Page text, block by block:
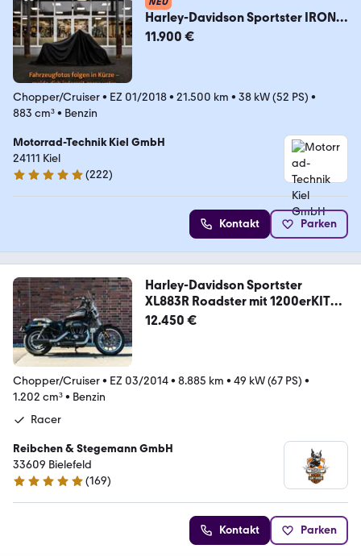
Harley-Davidson Sportster IRON
XL883N - Hard Candy Custom -
11.900 €
Chopper/Cruiser• EZ 01/2018• 21.500 km • 38 kW (52 PS) •
883 cm³• Benzin
Motorrad-Technik Kiel GmbH
24111 Kiel
4.9 Sterne
(222)
Kontakt Parken
Harley-Davidson Sportster
XL883R Roadster mit 1200erKIT
und mehr
12.450 €
Chopper/Cruiser• EZ 03/2014• 8.885 km • 49 kW (67 PS) •
1.202 cm³• Benzin
Racer
Reibchen & Stegemann GmbH
33609 Bielefeld
4.9 Sterne
(169)
Kontakt Parken